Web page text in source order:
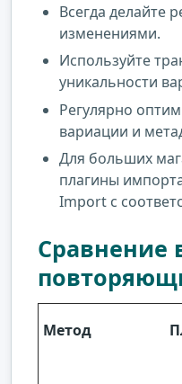
Всегда делайте
изменениями.
Используйте
уникальности
Регулярно
вариации и
Для больших
плагины
Import с
Сравнение
Метод